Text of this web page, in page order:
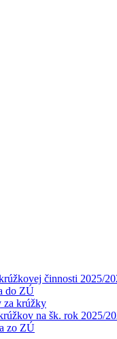
činnosti 2025/
do ZÚ
za krúžky
na šk. rok 2025/
zo ZÚ